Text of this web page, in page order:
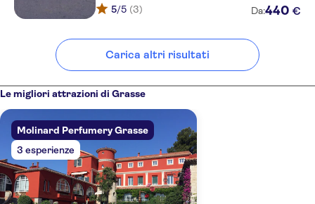
5/5 (3) Da:440 €
Carica altri risultati
Le migliori attrazioni di Grasse
Molinard Perfumery Grasse
3 esperienze